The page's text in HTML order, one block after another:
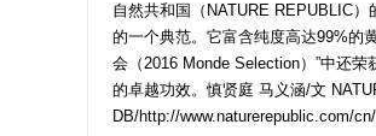
自然共和国（NATURE REPUBLIC
的一个典范。它富含纯度高达99%的
会（2016 Monde Selection）”中还
的卓越功效。慎贤庭 马义涵/文
DB/http://www.naturerepublic.com/cn/